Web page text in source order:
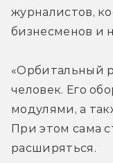
журналистов,
бизнесменов и
«Орбитальный
человек. Его
модулями, а
При этом сама
расширяться.